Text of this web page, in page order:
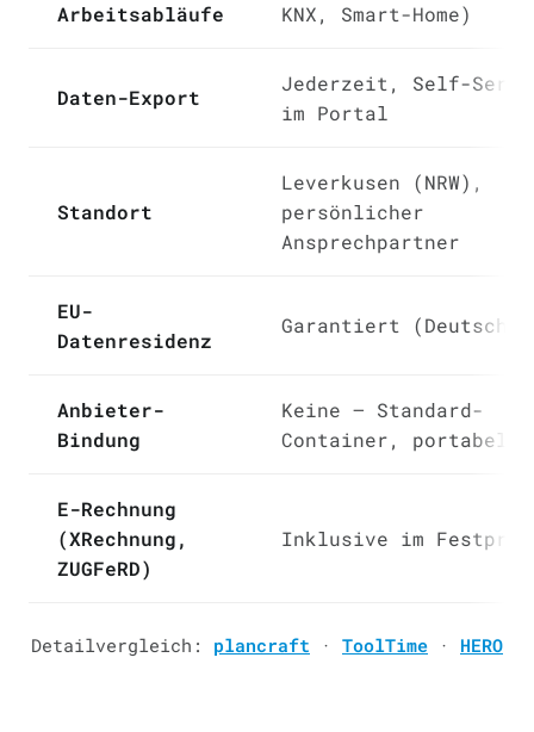
Arbeitsabläufe
KNX, Smart-Home)
Daten-Export
Jederzeit, Self-
im Portal
Standort
Leverkusen (NRW),
persönlicher
Ansprechpartner
EU-
Datenresidenz
Garantiert
Anbieter-
Bindung
Keine — Standard-
Container, portabel
E-Rechnung
(XRechnung,
ZUGFeRD)
Inklusive im
Detailvergleich: plancraft · ToolTime · HERO